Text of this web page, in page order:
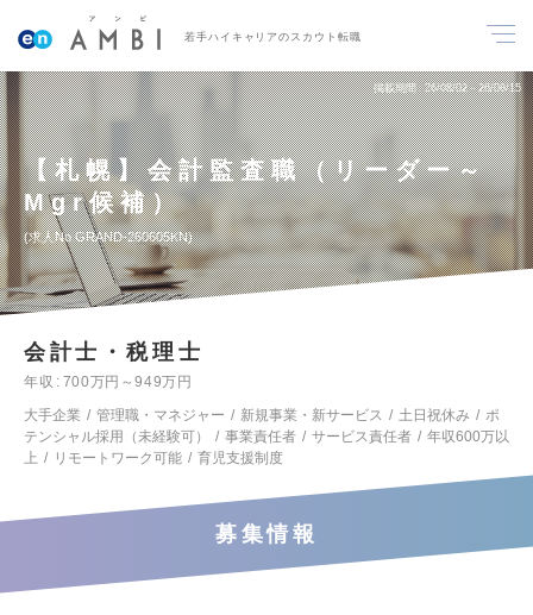
若手ハイキャリアのスカウト転職
掲載期間 26/08/02～26/08/15
【札幌】会計監査職（リーダー～
Mgr候補）
求人No.GRAND-260605KN
会計士・税理士
年収
700万円～949万円
大手企業
管理職・マネジャー 新規事業・新サービス 土日祝休み
ポ
テンシャル採用（未経験可）
事業責任者 サービス責任者
年収600万以
上
リモートワーク可能 育児支援制度
募集情報